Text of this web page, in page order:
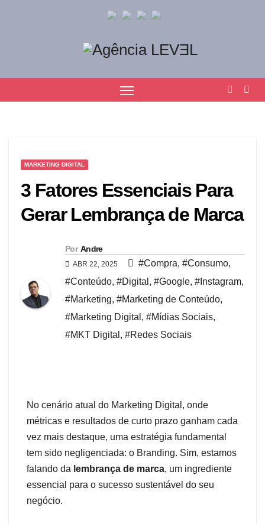
MARKETING DIGITAL
3 Fatores Essenciais Para
Gerar Lembrança de Marca
Por Andre
ABR 22, 2025 #Compra, #Consumo,
#Conteúdo, #Digital , #Google, #Instagram,
#Marketing, #Marketing de Conteúdo,
#Marketing Digital , #Mídias Sociais,
#MKT Digital , #Redes Sociais
No cenário atual do Marketing Digital, onde
métricas e resultados de curto prazo ganham cada
vez mais destaque, uma estratégia fundamental
tem sido negligenciada: o Branding. Sim, estamos
falando da lembrança de marca, um ingrediente
essencial para o sucesso sustentável do seu
negócio.